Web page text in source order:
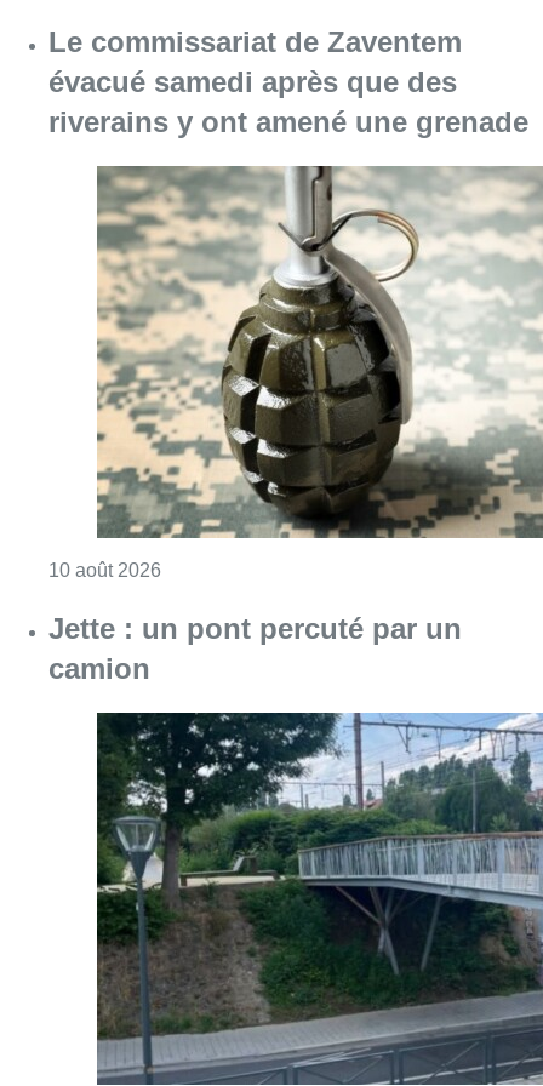
Le commissariat de Zaventem
évacué samedi après que des
riverains y ont amené une grenade
10 août 2026
Jette : un pont percuté par un
camion